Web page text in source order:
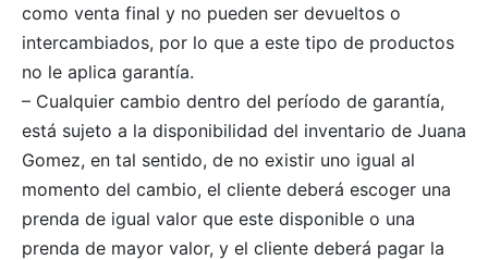
como venta final y no pueden ser devueltos o
intercambiados, por lo que a este tipo de productos
no le aplica garantía.
– Cualquier cambio dentro del período de garantía,
está sujeto a la disponibilidad del inventario de Juana
Gomez, en tal sentido, de no existir uno igual al
momento del cambio, el cliente deberá escoger una
prenda de igual valor que este disponible o una
prenda de mayor valor, y el cliente deberá pagar la